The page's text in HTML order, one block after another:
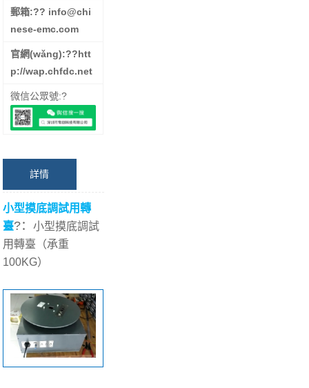
郵箱:?? info@chi
nese-emc.com
官網(wǎng):??htt
p://wap.chfdc.net
微信公眾號:?
詳情
小型摸底調試用轉
臺?：小型摸底調試
用轉臺（承重
100KG）